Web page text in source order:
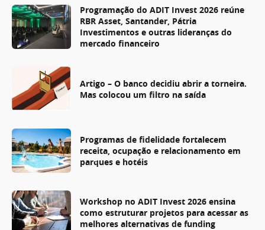
Programação do ADIT Invest 2026 reúne
RBR Asset, Santander, Pátria
Investimentos e outras lideranças do
mercado financeiro
Artigo – O banco decidiu abrir a torneira.
Mas colocou um filtro na saída
Programas de fidelidade fortalecem
receita, ocupação e relacionamento em
parques e hotéis
Workshop no ADIT Invest 2026 ensina
como estruturar projetos para acessar as
melhores alternativas de funding